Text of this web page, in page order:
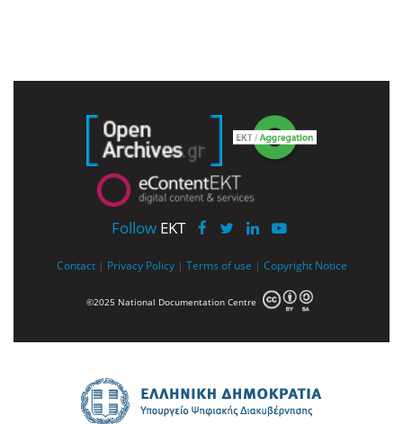
Follow EKT
Contact | Privacy Policy | Terms of use | Copyright Notice
©2025 National Documentation Centre